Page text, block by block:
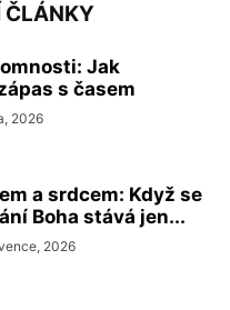
ČLÁNKY
Jak
s časem
2026
a srdcem: Když se
Boha stává jen...
2026